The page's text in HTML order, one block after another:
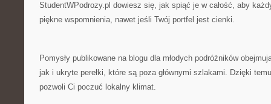
StudentWPodrozy.pl dowiesz się, jak spiąć je w całość, aby
piękne wspomnienia, nawet jeśli Twój portfel jest cienki.
Pomysły publikowane na blogu dla młodych podróżników
jak i ukryte perełki, które są poza głównymi szlakami. Dzięki
pozwoli Ci poczuć lokalny klimat.